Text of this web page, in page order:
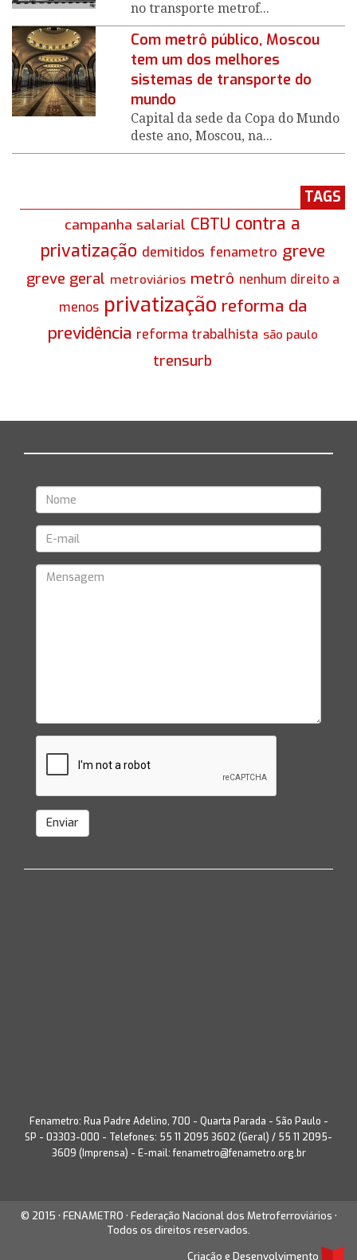
no transporte metrof...
Com metrô público, Moscou
tem um dos melhores
sistemas de transporte do
mundo
Capital da sede da Copa do Mundo
deste ano, Moscou, na...
TAGS
campanha salarial CBTU contra a
privatização demitidos fenametro greve
greve geral metroviários metrô nenhum direito a
menos privatização reforma da
previdência reforma trabalhista são paulo
trensurb
Enviar
Fenametro: Rua Padre Adelino, 700 - Quarta Parada - São Paulo -
SP - 03303-000 - Telefones: 55 11 2095 3602 (Geral) / 55 11 2095-
3609 (Imprensa) - E-mail: fenametro@fenametro.org.br
© 2015 • FENAMETRO • Federação Nacional dos Metroferroviários •
Todos os direitos reservados.
Criação e Desenvolvimento